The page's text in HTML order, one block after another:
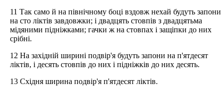
11 Так само й на північному боці вздовж нехай будуть запони
на сто ліктів завдовжки; і двадцять стовпів з двадцятьма
мідяними підніжками; гачки ж на стовпах і защіпки до них
срібні.
12 На західній ширині подвір'я будуть запони на п'ятдесят
ліктів, і десять стовпів до них і підніжків до них десять.
13 Східня ширина подвір'я п'ятдесят ліктів.